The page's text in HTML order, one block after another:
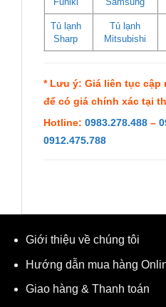
Tủ lạnh
Sharp
Tủ lạnh
Mitsubishi
* Lưu ý: Giá liên tục cập
để có giá chính xác tại
Hotline: 0983.278.488 –
0912.475.788
Giới thiệu về chúng tôi
Hướng dẫn mua hàng
Giao hàng & Thanh toán